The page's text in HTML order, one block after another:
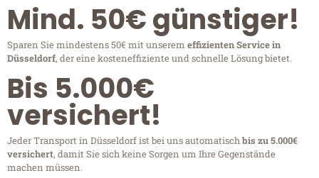
Mind. 50€ günstiger!
Sparen Sie mindestens 50€ mit unserem effizienten Service in
Düsseldorf, der eine kosteneffiziente und schnelle Lösung bietet.
Bis 5.000€
versichert!
Jeder Transport in Düsseldorf ist bei uns automatischbis zu 5.000€
versichert, damit Sie sich keine Sorgen um Ihre Gegenstände
machen müssen.